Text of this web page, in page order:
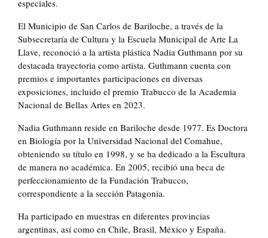
especiales.
El Municipio de San Carlos de Bariloche, a través de la
Subsecretaría de Cultura y la Escuela Municipal de Arte La
Llave, reconoció a la artista plástica Nadia Guthmann por su
destacada trayectoria como artista. Guthmann cuenta con
premios e importantes participaciones en diversas
exposiciones, incluido el premio Trabucco de la Academia
Nacional de Bellas Artes en 2023.
Nadia Guthmann reside en Bariloche desde 1977. Es Doctora
en Biología por la Universidad Nacional del Comahue,
obteniendo su título en 1998, y se ha dedicado a la Escultura
de manera no académica. En 2005, recibió una beca de
perfeccionamiento de la Fundación Trabucco,
correspondiente a la sección Patagonia.
Ha participado en muestras en diferentes provincias
argentinas, así como en Chile, Brasil, México y España.